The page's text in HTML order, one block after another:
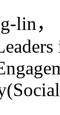
lin